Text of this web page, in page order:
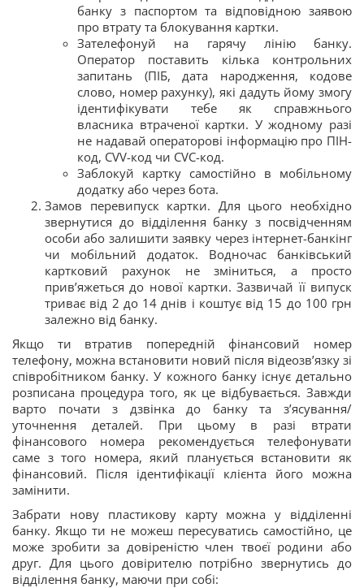
банку з паспортом та відповідною заявою
про втрату та блокування картки.
Зателефонуй на гарячу лінію банку.
Оператор поставить кілька контрольних
запитань (ПІБ, дата народження, кодове
слово, номер рахунку), які дадуть йому змогу
ідентифікувати тебе як справжнього
власника втраченої картки. У жодному разі
не надавай операторові інформацію про ПІН-
код, CVV-код чи CVC-код.
Заблокуй картку самостійно в мобільному
додатку або через бота.
Замов перевипуск картки. Для цього необхідно
звернутися до відділення банку з посвідченням
особи або залишити заявку через інтернет-банкінг
чи мобільний додаток. Водночас банківський
картковий рахунок не зміниться, а просто
прив’яжеться до нової картки. Зазвичай її випуск
триває від 2 до 14 днів і коштує від 15 до 100 грн
залежно від банку.
Якщо ти втратив попередній фінансовий номер
телефону, можна встановити новий після відеозв’язку зі
співробітником банку. У кожного банку існує детально
розписана процедура того, як це відбувається. Завжди
варто почати з дзвінка до банку та з’ясування/
уточнення деталей. При цьому в разі втрати
фінансового номера рекомендується телефонувати
саме з того номера, який планується встановити як
фінансовий. Після ідентифікації клієнта його можна
замінити.
Забрати нову пластикову карту можна у відділенні
банку. Якщо ти не можеш пересуватись самостійно, це
може зробити за довіреністю член твоєї родини або
друг. Для цього довірителю потрібно звернутись до
відділення банку, маючи при собі: